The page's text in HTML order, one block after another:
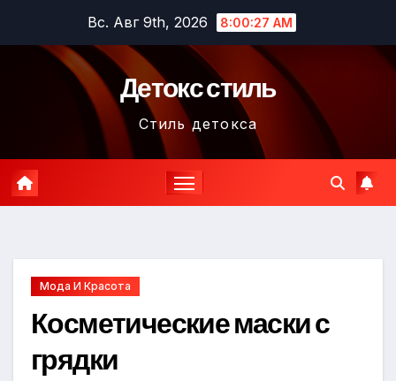
содержимому
Вс. Авг 9th, 2026 8:00:28 AM
Детокс стиль
Стиль детокса
Мода И Красота
Косметические маски с
грядки